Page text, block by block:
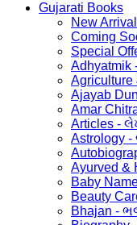
Gujarati Books
New
Coming
Special
Adhyatmik
Agriculture
Ajayab
Amar
Articles -
Astrology -
Ayurved &
Baby
Beauty
Bhajan -